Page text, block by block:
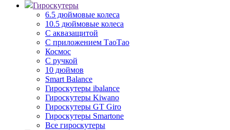
Гироскутеры
6.5 дюймовые колеса
10.5 дюймовые колеса
С аквазащитой
С приложением ТаоТао
Космос
С ручкой
10 дюймов
Smart Balance
Гироскутеры ibalance
Гироскутеры Kiwano
Гироскутеры GT Giro
Гироскутеры Smartone
Все гироскутеры